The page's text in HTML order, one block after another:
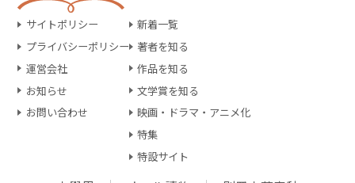
サイトポリシー
プライバシーポリシー
運営会社
お知らせ
お問い合わせ
新着一覧
著者を知る
作品を知る
文学賞を知る
映画・ドラマ・アニメ化
特集
特設サイト